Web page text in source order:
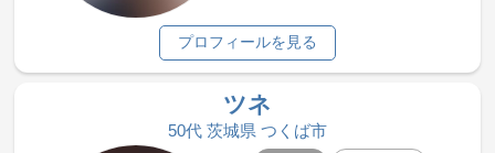
プロフィールを見る
ツネ
50代 茨城県 つくば市